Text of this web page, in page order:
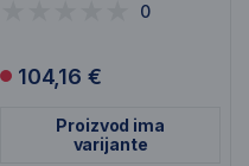
0
104,16 €
Proizvod ima
varijante